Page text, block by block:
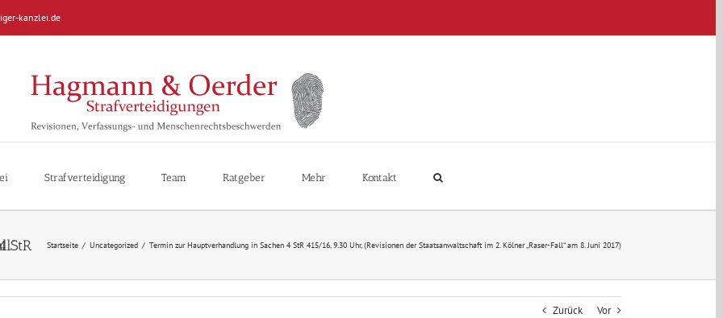
kanzlei.de
Strafverteidigung Team Ratgeber Mehr Kontakt
Startseite / Uncategorized / Termin zur Hauptverhandlung in Sachen 4 StR 415/16, 9.30 Uhr, (Revisionen der Staatsanwaltschaft im 2. Kölner „Raser-Fall“ am 8. Juni 2017)
Zurück Vor